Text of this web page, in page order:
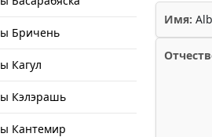
Бричень
Кагул
Кэлэрашь
Кантемир
Имя: